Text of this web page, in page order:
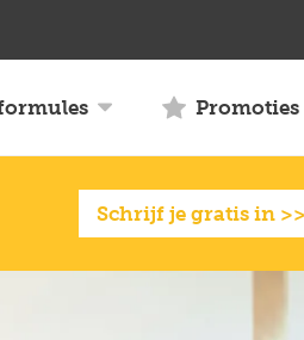
Promoties
Schrijf je gratis in >>